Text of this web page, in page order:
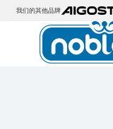
我们的其他品牌